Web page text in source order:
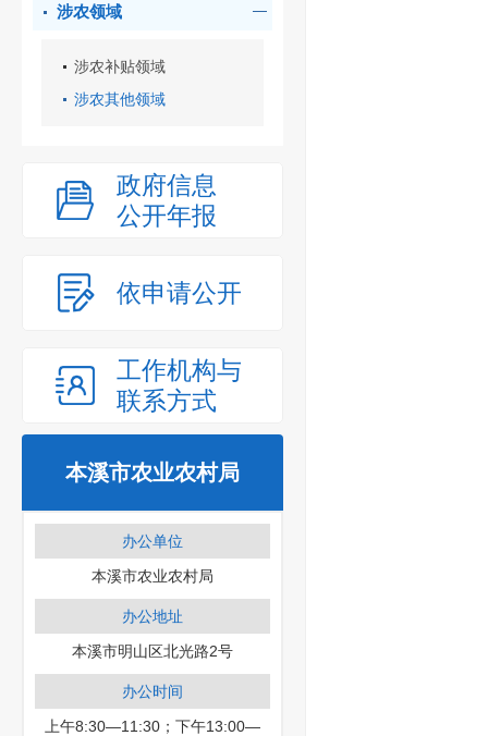
涉农领域
涉农补贴领域
涉农其他领域
政府信息
公开年报
依申请公开
工作机构与
联系方式
本溪市农业农村局
办公单位
本溪市农业农村局
办公地址
本溪市明山区北光路2号
办公时间
上午8:30—11:30；下午13:00—